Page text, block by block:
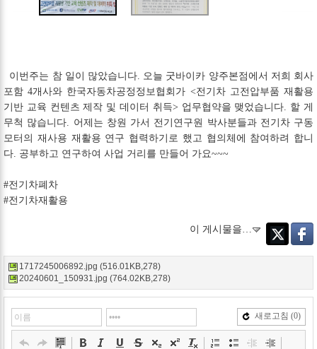
이번주는 참 일이 많았습니다. 오늘 굿바이카 양주본점에서 저희 회사
포함 4개사와 한국자동차공정정보협회가 <전기차 고전압부품 재활용
기반 교육 컨텐츠 제작 및 데이터 취득> 업무협약을 맺었습니다. 할 게
무척 많습니다. 어제는 창원 가서 전기연구원 박사분들과 전기차 구동
모터의 재사용 재활용 연구 협력하기로 했고 협의체에 참여하려 합니
다. 공부하고 연구하여 사업 거리를 만들어 가요~~~
#전기차폐차
#전기차재활용
이 게시물을…
Twitter
1717245006892.jpg (516.01KB,278)
20240601_150931.jpg (764.02KB,278)
새로고침 (0)